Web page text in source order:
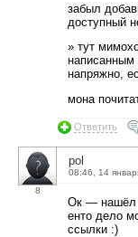
забыл
доступный
» тут
написанным
напряжно,
мона
Ответить
8
pol
08:46, 14
Ок — нашёл
енто дело
ссылки :)